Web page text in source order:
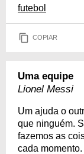
futebol
COPIAR
Uma equipe
Lionel Messi
Um ajuda o
que ninguém.
fazemos as
cada momento.